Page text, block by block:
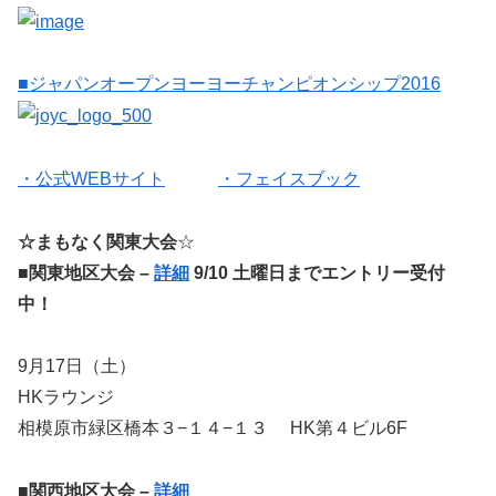
■ジャパンオープンヨーヨーチャンピオンシップ2016
・公式WEBサイト ・フェイスブック
☆まもなく関東大会☆
■関東地区大会 – 詳細 9/10 土曜日までエントリー受付
中！
9月17日（土）
HKラウンジ
相模原市緑区橋本３−１４−１３ HK第４ビル6F
■関西地区大会 – 詳細